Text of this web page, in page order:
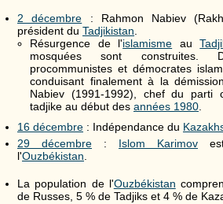
2 décembre : Rahmon Nabiev
président du Tadjikistan
Résurgence de l'islamisme au
mosquées sont construites.
procommunistes et démocrates
conduisant finalement à la
Nabiev (1991-1992), chef du parti
tadjike au début des années 1980
16 décembre : Indépendance du
29 décembre : Islom Karimov
l'Ouzbékistan
La population de l'Ouzbékistan
de Russes, 5 % de Tadjiks et 4 % de